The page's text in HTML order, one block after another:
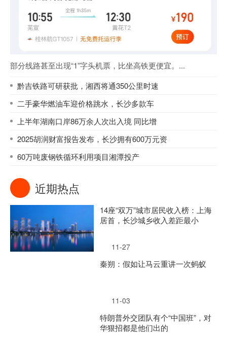
部分线路甚至出现“1”字头机票，比坐高铁更便宜。...
黔吉铁路可研获批，湘西将通350公里时速
二手豪华燃油车迎价格跳水，长沙多款车
上半年湖南口岸86万余人次出入境 同比增
2025胡润财富报告发布，长沙拥有600万元资
60万吨废钢铁循环利用项目湘潭投产
近期热点
14座“双万”城市居民收入榜：上海
居首，长沙城乡收入差距最小
11-27
秦朔：假如让马云重讲一次蚂蚁
11-03
特朗普外交团队有个“中国班”，对
华狠招都是他们出的